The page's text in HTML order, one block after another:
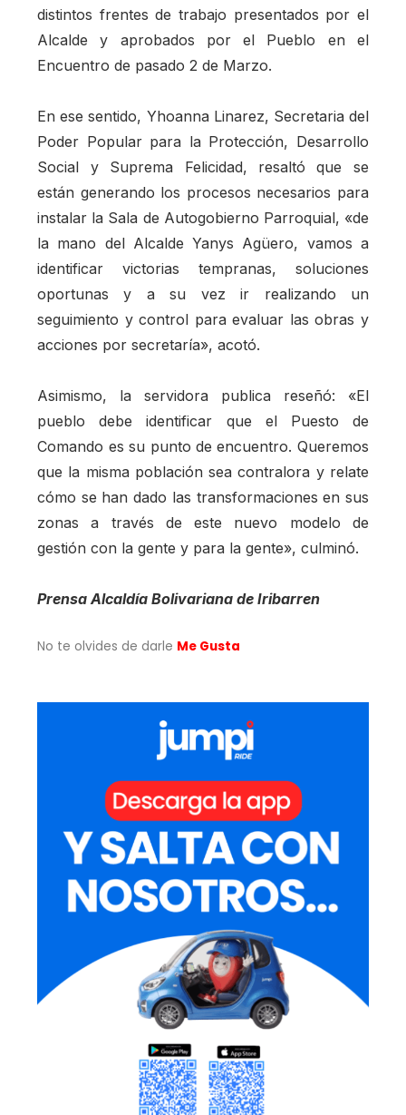
distintos frentes de trabajo presentados por el
Alcalde y aprobados por el Pueblo en el
Encuentro de pasado 2 de Marzo.
En ese sentido, Yhoanna Linarez, Secretaria del
Poder Popular para la Protección, Desarrollo
Social y Suprema Felicidad, resaltó que se
están generando los procesos necesarios para
instalar la Sala de Autogobierno Parroquial, «de
la mano del Alcalde Yanys Agüero, vamos a
identificar victorias tempranas, soluciones
oportunas y a su vez ir realizando un
seguimiento y control para evaluar las obras y
acciones por secretaría», acotó.
Asimismo, la servidora publica reseñó: «El
pueblo debe identificar que el Puesto de
Comando es su punto de encuentro. Queremos
que la misma población sea contralora y relate
cómo se han dado las transformaciones en sus
zonas a través de este nuevo modelo de
gestión con la gente y para la gente», culminó.
Prensa Alcaldía Bolivariana de Iribarren
No te olvides de darle Me Gusta